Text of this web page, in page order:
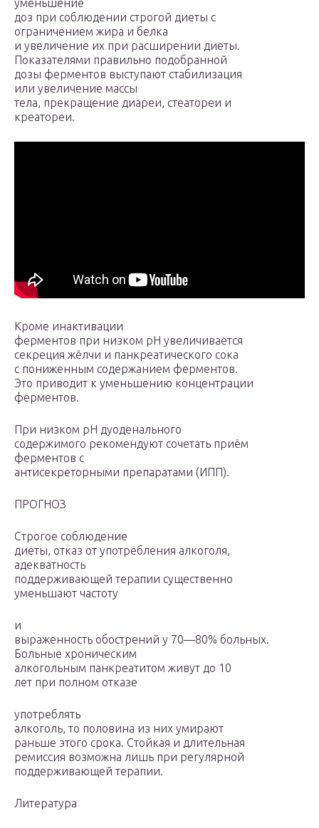
уменьшение
доз при соблюдении строгой диеты с
ограничением жира и белка
и увеличение их при расширении диеты.
Показателями правильно подобранной
дозы ферментов выступают стабилизация
или увеличение массы
тела, прекращение диареи, стеатореи и
креатореи.
Кроме инак­тивации
ферментов при низком рН увеличивается
секреция жёлчи и панкреатического сока
с пониженным содержанием ферментов.
Это приводит к уменьшению концентрации
ферментов.
При низком рН дуоденального
содержимого рекомендуют сочетать приём
ферментов с
антисекреторными препаратами (ИПП).
ПРОГНОЗ
Строгое соблюдение
диеты, отказ от употребления алкоголя,
адекватность
поддерживающей терапии существенно
уменьшают частоту
и
выраженность обострений у 70—80% больных.
Больные хроническим
алкогольным панкреатитом живут до 10
лет при полном отказе
употреблять
алкоголь, то половина из них умирают
раньше этого срока. Стойкая и длительная
ремиссия возможна лишь при регулярной
поддерживающей терапии.
Литература